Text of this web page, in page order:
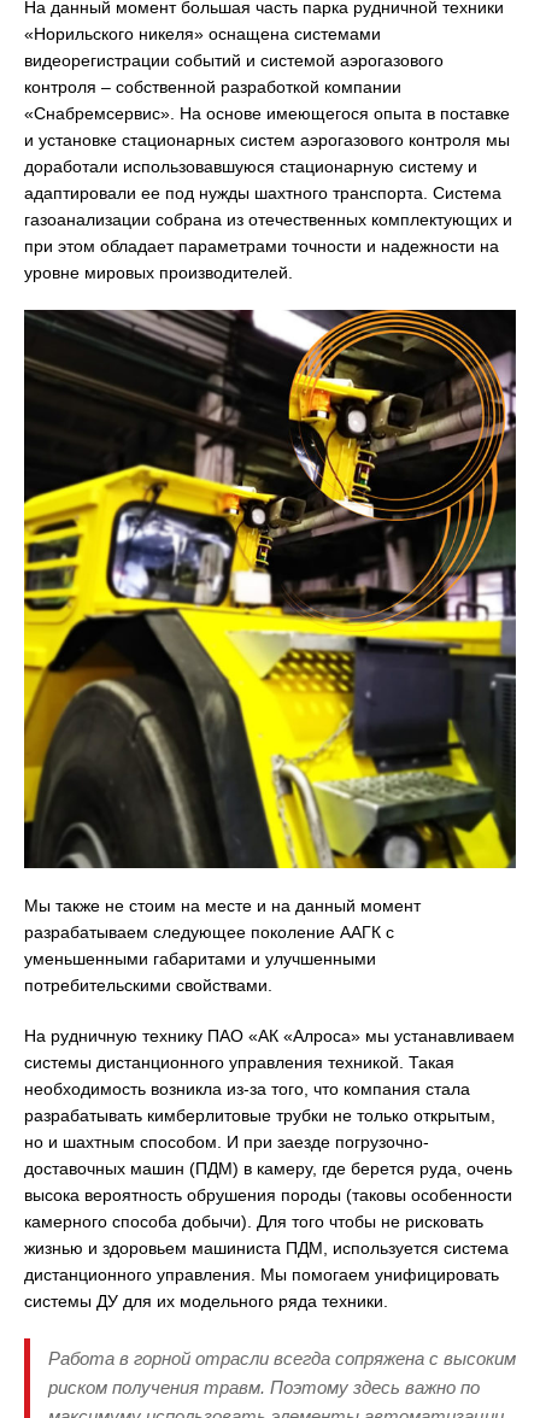
На данный момент большая часть парка рудничной техники
«Норильского никеля» оснащена системами
видеорегистрации событий и системой аэрогазового
контроля – собственной разработкой компании
«Снабремсервис». На основе имеющегося опыта в поставке
и установке стационарных систем аэрогазового контроля мы
доработали использовавшуюся стационарную систему и
адаптировали ее под нужды шахтного транспорта. Система
газоанализации собрана из отечественных комплектующих и
при этом обладает параметрами точности и надежности на
уровне мировых производителей.
Мы также не стоим на месте и на данный момент
разрабатываем следующее поколение ААГК с
уменьшенными габаритами и улучшенными
потребительскими свойствами.
На рудничную технику ПАО «АК «Алроса» мы устанавливаем
системы дистанционного управления техникой. Такая
необходимость возникла из-за того, что компания стала
разрабатывать кимберлитовые трубки не только открытым,
но и шахтным способом. И при заезде погрузочно-
доставочных машин (ПДМ) в камеру, где берется руда, очень
высока вероятность обрушения породы (таковы особенности
камерного способа добычи). Для того чтобы не рисковать
жизнью и здоровьем машиниста ПДМ, используется система
дистанционного управления. Мы помогаем унифицировать
системы ДУ для их модельного ряда техники.
Работа в горной отрасли всегда сопряжена с высоким
риском получения травм. Поэтому здесь важно по